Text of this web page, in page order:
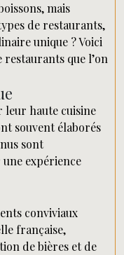
mais
de restaurants,
unique ? Voici
que l’on
leur haute cuisine
souvent élaborés
sont
expérience
conviviaux
française,
de bières et de